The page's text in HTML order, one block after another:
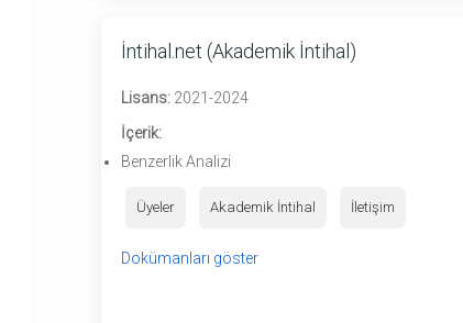
İntihal.net (Akademik İntihal)
Lisans: 2021-2024
İçerik:
Benzerlik Analizi
Üyeler Akademik İntihal İletişim
Dokümanları göster